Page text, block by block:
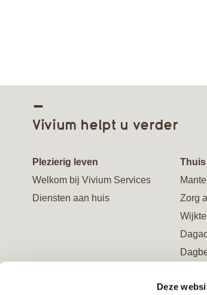
Deze
Vivium helpt u verder
Plezierig leven
Welkom bij Vivium Services
Diensten aan huis
Thuis
Zorg